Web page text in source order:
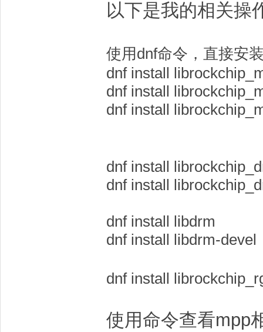
以下是我的相关操
使用dnf命令，直接安
dnf install
dnf install
dnf install
dnf install
dnf install
dnf install libdrm
dnf install libdrm-devel
dnf install
使用命令查看mpp